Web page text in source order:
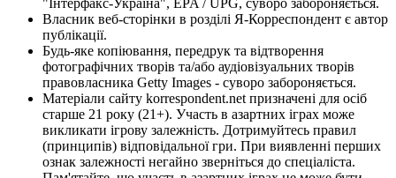
Власник веб-сторінки в розділі Я-Корреспондент є автор
публікації.
Будь-яке копіювання, передрук та відтворення
фотографічних творів та/або аудіовізуальних творів
правовласника Getty Images - суворо забороняється.
Матеріали сайту korrespondent.net призначені для осіб
старше 21 року (21+). Участь в азартних іграх може
викликати ігрову залежність. Дотримуйтесь правил
(принципів) відповідальної гри. При виявленні перших
ознак залежності негайно зверніться до спеціаліста.